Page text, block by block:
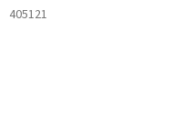
405121